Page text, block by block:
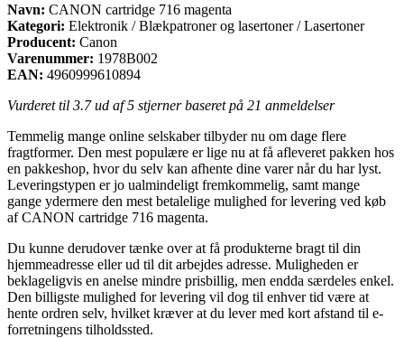
Navn: CANON cartridge 716 magenta
Kategori: Elektronik / Blækpatroner og lasertoner / Lasertoner
Producent: Canon
Varenummer: 1978B002
EAN: 4960999610894
Vurderet til 3.7ud af 5 stjerner baseret på 21 anmeldelser
Temmelig mange online selskaber tilbyder nu om dage flere
fragtformer. Den mest populære er lige nu at få afleveret pakken hos
en pakkeshop, hvor du selv kan afhente dine varer når du har lyst.
Leveringstypen er jo ualmindeligt fremkommelig, samt mange
gange ydermere den mest betalelige mulighed for levering ved køb
af CANON cartridge 716 magenta.
Du kunne derudover tænke over at få produkterne bragt til din
hjemmeadresse eller ud til dit arbejdes adresse. Muligheden er
beklageligvis en anelse mindre prisbillig, men endda særdeles enkel.
Den billigste mulighed for levering vil dog til enhver tid være at
hente ordren selv, hvilket kræver at du lever med kort afstand til e-
forretningens tilholdssted.